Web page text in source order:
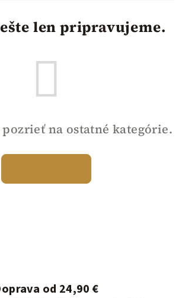
len pripravujeme.
pozrieť na ostatné kategórie.
od 24,90 €